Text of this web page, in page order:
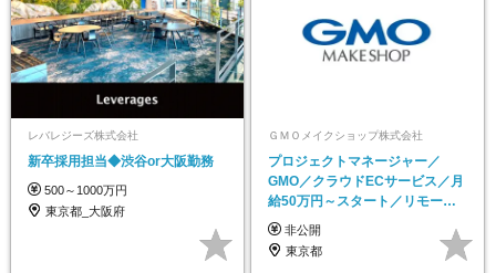
レバレジーズ株式会社
新卒採用担当◆渋谷or大阪勤務
500～1000万円
東京都_大阪府
ＧＭＯメイクショップ株式会社
プロジェクトマネージャー／
GMO／クラウドECサービス／月
給50万円～スタート／リモート
ワーク併用
非公開
東京都